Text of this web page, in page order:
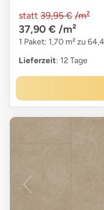
statt 39,95 € /m²
37,90 € /m²
1 Paket: 1,70 m² zu
Lieferzeit: 12 Tage